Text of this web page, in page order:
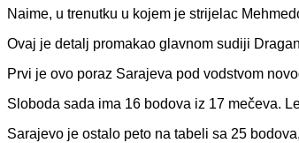
Naime, u trenutku u kojem je strijelac
Ovaj je detalj promakao glavnom sudiji
Prvi je ovo poraz Sarajeva pod vodstvom
Sloboda sada ima 16 bodova iz 17 mečeva.
Sarajevo je ostalo peto na tabeli sa 25